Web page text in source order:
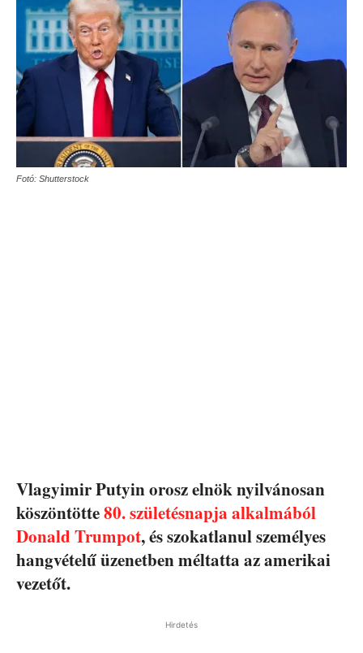
Fotó: Shutterstock
Vlagyimir Putyin orosz elnök nyilvánosan
köszöntötte80. születésnapja alkalmából
Donald Trumpot, és szokatlanul személyes
hangvételű üzenetben méltatta az amerikai
vezetőt.
Hirdetés